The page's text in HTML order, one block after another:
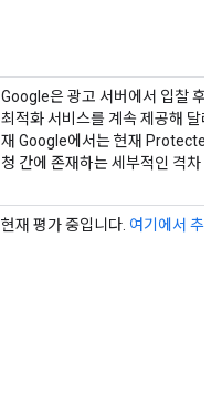
Google은 광고 서버에서 입찰 후
최적화 서비스를 계속 제공해 달라
재 Google에서는 현재 Protected
청 간에 존재하는 세부적인 격차
현재 평가 중입니다. 여기에서 추가